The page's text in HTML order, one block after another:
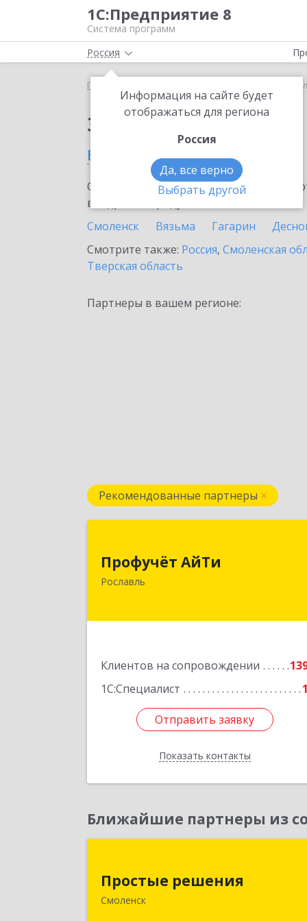
1С:Предприятие 8
Система программ
Россия
Информация на сайте будет
отображаться для региона
Россия
Да, все верно
Выбрать другой
Главная 1С-ЭДО в
Заказать 1С-ЭДО
в Рославле
Ознакомьтесь с информационными
внедрение продукта.
Смоленск
Вязьма Гагарин
Смотрите также: Россия, Смоленская
Тверская область
Партнеры в вашем регионе:
Рекомендованные партнеры
Профучёт АйТи
Рославль
Клиентов на сопровождении
1С:Специалист
1
Отправить заявку
Показать контакты
Отправить заявку
Назад
Ближайшие партнеры из
Простые решения
Смоленск
214015, Смоленская обл, Смоленск г,
Большая Краснофлотская ул, дом №